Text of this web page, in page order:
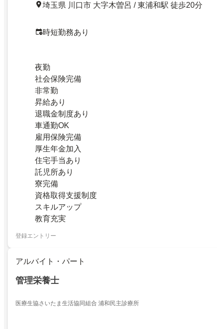
埼玉県 川口市 大字木曽呂 / 東浦和駅 徒歩20分
時短勤務あり
夜勤
社会保険完備
非常勤
昇給あり
退職金制度あり
車通勤OK
雇用保険完備
厚生年金加入
住宅手当あり
託児所あり
寮完備
資格取得支援制度
スキルアップ
教育充実
登録エントリー
アルバイト・パート
管理栄養士
医療生協さいたま生活協同組合 浦和民主診療所